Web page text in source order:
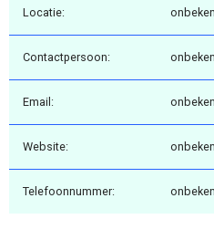
Locatie:
Contactpersoon:
Email:
Website:
Telefoonnummer: